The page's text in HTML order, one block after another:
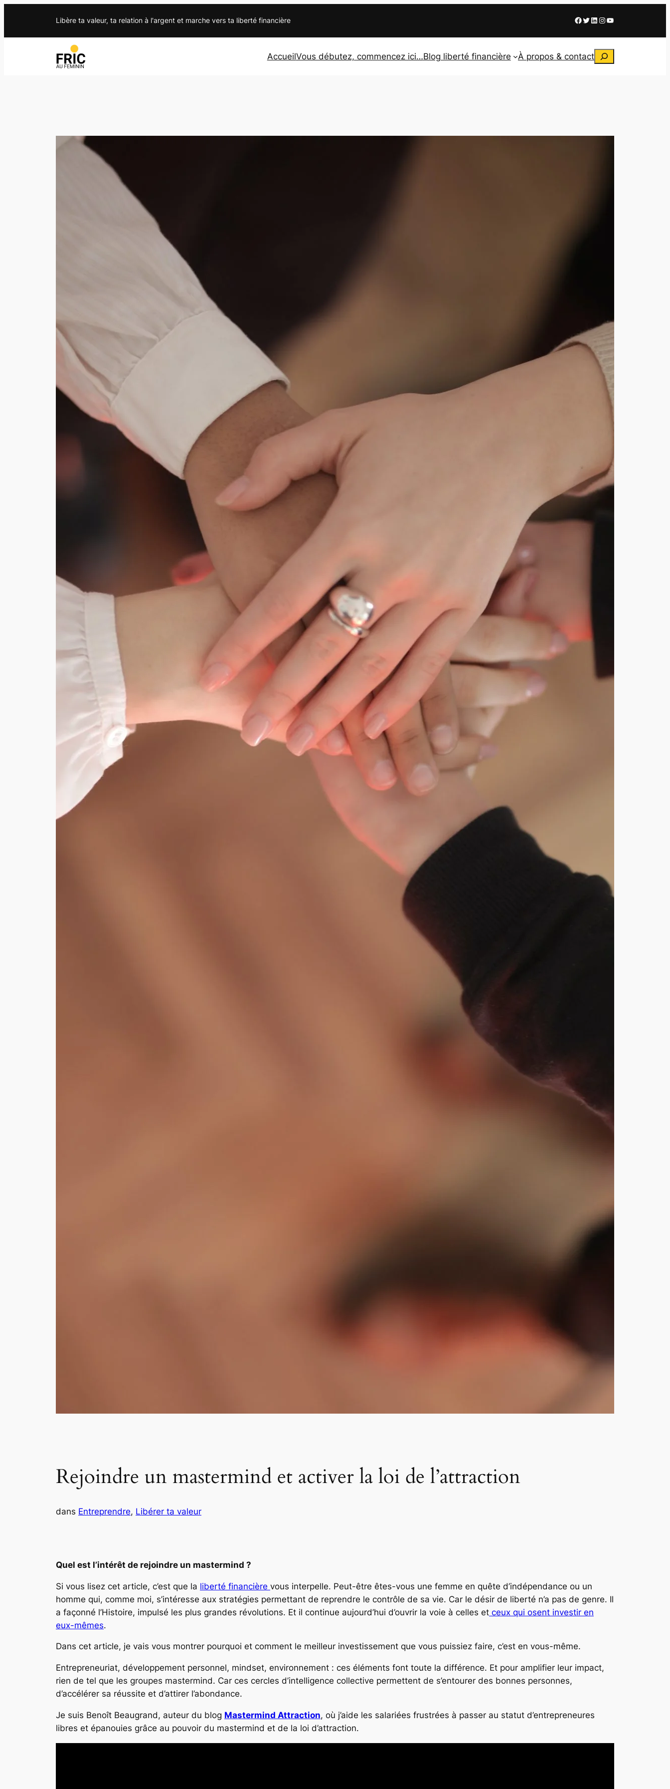
Libère ta valeur, ta relation à l'argent et marche vers ta liberté financière Facebook
X LinkedIn
Instagram
Youtube
AccueilVous débutez, commencez ici…Blog liberté financière À propos & contactRechercher
Rejoindre un mastermind et activer la loi de l’attraction
dans Entreprendre, Libérer ta valeur
Quel est l’intérêt de rejoindre un mastermind ?
Si vous lisez cet article, c’est que la liberté financière vous interpelle. Peut-être êtes-vous une femme en quête d’indépendance ou un
homme qui, comme moi, s’intéresse aux stratégies permettant de reprendre le contrôle de sa vie. Car le désir de liberté n’a pas de genre. Il
a façonné l’Histoire, impulsé les plus grandes révolutions. Et il continue aujourd’hui d’ouvrir la voie à celles et ceux qui osent investir en
eux-mêmes.
Dans cet article, je vais vous montrer pourquoi et comment le meilleur investissement que vous puissiez faire, c’est en vous-même.
Entrepreneuriat, développement personnel, mindset, environnement : ces éléments font toute la différence. Et pour amplifier leur impact,
rien de tel que les groupes mastermind. Car ces cercles d’intelligence collective permettent de s’entourer des bonnes personnes,
d’accélérer sa réussite et d’attirer l’abondance.
Je suis Benoît Beaugrand, auteur du blog Mastermind Attraction, où j’aide les salariées frustrées à passer au statut d’entrepreneures
libres et épanouies grâce au pouvoir du mastermind et de la loi d’attraction.